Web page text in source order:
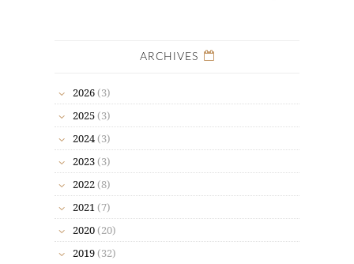
ARCHIVES
2026 (3)
2025 (3)
2024 (3)
2023 (3)
2022 (8)
2021 (7)
2020 (20)
2019 (32)